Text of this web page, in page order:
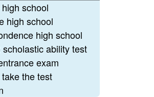
school
high school
high school
ability test
exam
the test